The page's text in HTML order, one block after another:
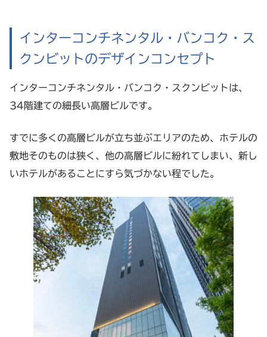
インターコンチネンタル・バンコク・ス
クンビットのデザインコンセプト
インターコンチネンタル・バンコク・スクンビットは、
34階建ての細長い高層ビルです。
すでに多くの高層ビルが立ち並ぶエリアのため、ホテルの
敷地そのものは狭く、他の高層ビルに紛れてしまい、新し
いホテルがあることにすら気づかない程でした。